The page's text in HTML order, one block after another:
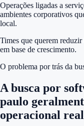
Operações ligadas a
ambientes corporativos
local.
Times que querem
em base de crescimento.
O problema por trás da
A busca por
paulo
operacional